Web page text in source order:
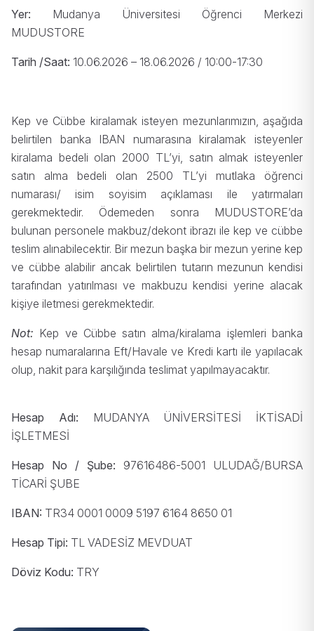
Yer: Mudanya Üniversitesi Öğrenci Merkezi
MUDUSTORE
Tarih /Saat: 10.06.2026 – 18.06.2026 / 10:00-17:30
Kep ve Cübbe kiralamak isteyen mezunlarımızın, aşağıda
belirtilen banka IBAN numarasına kiralamak isteyenler
kiralama bedeli olan 2000 TL’yi, satın almak isteyenler
satın alma bedeli olan 2500 TL’yi mutlaka öğrenci
numarası/ isim soyisim açıklaması ile yatırmaları
gerekmektedir. Ödemeden sonra MUDUSTORE’da
bulunan personele makbuz/dekont ibrazı ile kep ve cübbe
teslim alınabilecektir. Bir mezun başka bir mezun yerine kep
ve cübbe alabilir ancak belirtilen tutarın mezunun kendisi
tarafından yatırılması ve makbuzu kendisi yerine alacak
kişiye iletmesi gerekmektedir.
Not: Kep ve Cübbe satın alma/kiralama işlemleri banka
hesap numaralarına Eft/Havale ve Kredi kartı ile yapılacak
olup, nakit para karşılığında teslimat yapılmayacaktır.
Hesap Adı: MUDANYA ÜNİVERSİTESİ İKTİSADİ
İŞLETMESİ
Hesap No / Şube: 97616486-5001 ULUDAĞ/BURSA
TİCARİ ŞUBE
IBAN: TR34 0001 0009 5197 6164 8650 01
Hesap Tipi: TL VADESİZ MEVDUAT
Döviz Kodu: TRY